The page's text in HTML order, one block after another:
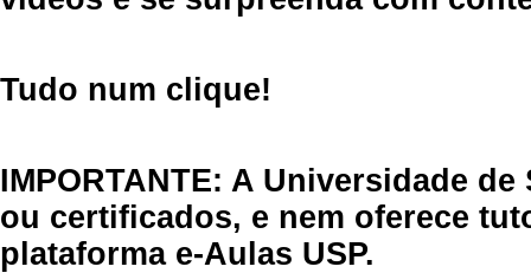
Tudo num clique!
IMPORTANTE: A Universidade
ou certificados, e nem oferece
plataforma e-Aulas USP.